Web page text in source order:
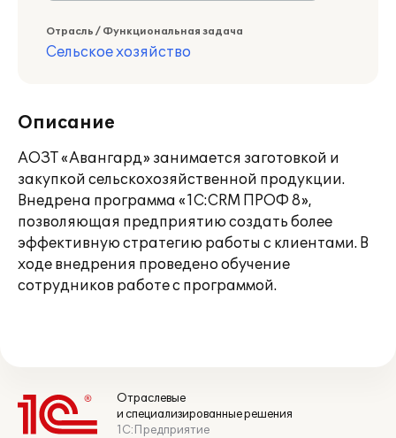
Отрасль / Функциональная задача
Сельское хозяйство
Описание
АОЗТ «Авангард» занимается заготовкой и
закупкой сельскохозяйственной продукции.
Внедрена программа «1С:CRM ПРОФ 8»,
позволяющая предприятию создать более
эффективную стратегию работы с клиентами. В
ходе внедрения проведено обучение
сотрудников работе с программой.
Отраслевые
и специализированные решения
1С:Предприятие